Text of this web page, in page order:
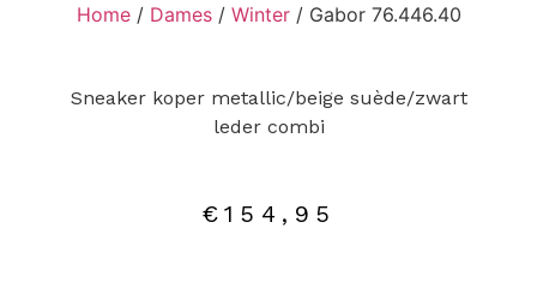
Home/ Dames/ Winter/ Gabor 76.446.40
Sneaker koper metallic/beige suède/zwart
leder combi
€ 154,95